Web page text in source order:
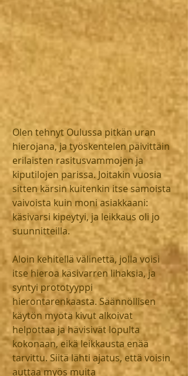
Olen tehnyt Oulussa pitkän uran
hierojana, ja työskentelen päivittäin
erilaisten rasitusvammojen ja
kiputilojen parissa. Joitakin vuosia
sitten kärsin kuitenkin itse samoista
vaivoista kuin moni asiakkaani:
käsivarsi kipeytyi, ja leikkaus oli jo
suunnitteilla.
Aloin kehitellä välinettä, jolla voisi
itse hieroa käsivarren lihaksia, ja
syntyi prototyyppi
hierontarenkaasta. Säännöllisen
käytön myötä kivut alkoivat
helpottaa ja hävisivät lopulta
kokonaan, eikä leikkausta enää
tarvittu. Siitä lähti ajatus, että voisin
auttaa myös muita